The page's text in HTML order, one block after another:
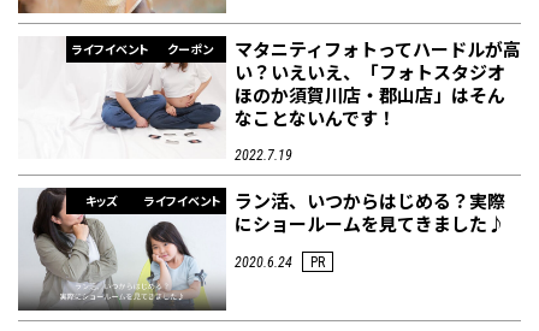
ライフイベント クーポン
マタニティフォトってハードルが高
い？いえいえ、「フォトスタジオ
ほのか須賀川店・郡山店」はそん
なことないんです！
2022.7.19
キッズ ライフイベント
ラン活、いつからはじめる？実際
にショールームを見てきました♪
2020.6.24 PR